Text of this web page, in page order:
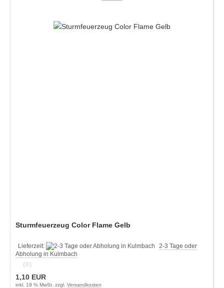
Sturmfeuerzeug Color Flame Gelb
Lieferzeit:
2-3 Tage oder
Abholung in Kulmbach
(0)
1,10 EUR
inkl. 19 % MwSt. zzgl. Versandkosten